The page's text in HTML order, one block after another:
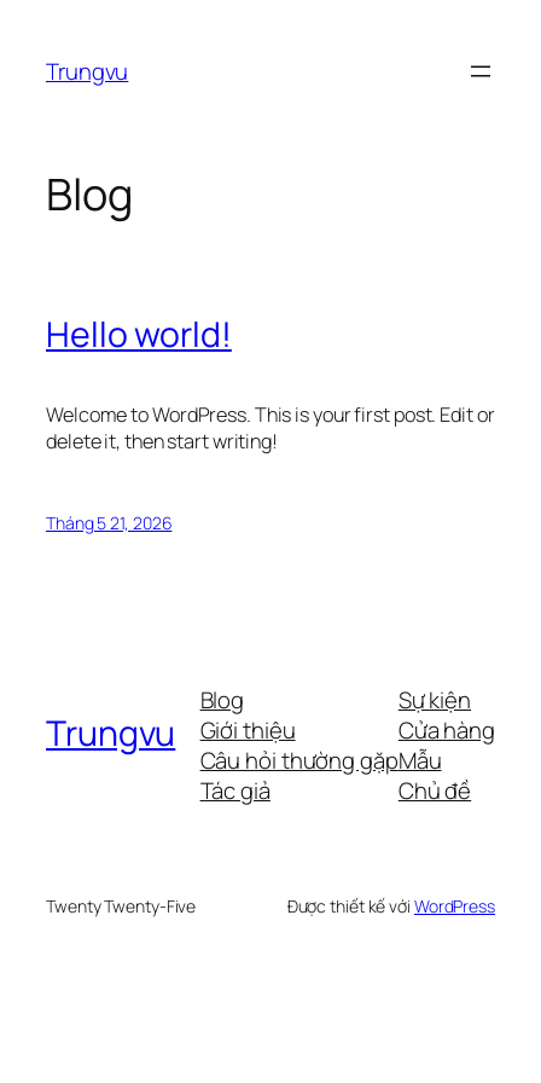
phầnTrungvu
Blog
Hello world!
Welcome to WordPress. This is your first post. Edit or
delete it, then start writing!
Tháng 5 21, 2026
Trungvu
Blog
Giới thiệu
Câu hỏi thường gặp
Tác giả
Sự kiện
Cửa hàng
Mẫu
Chủ đề
Twenty Twenty-Five Được thiết kế với WordPress